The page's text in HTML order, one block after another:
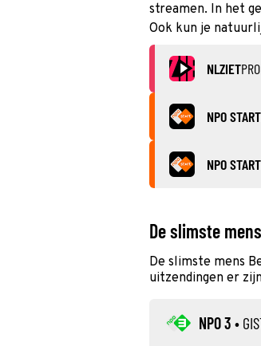
streamen. In het
Ook kun je
NLZIET
NPO START
NPO START
De slimste
De slimste mens
uitzendingen er
NPO 3 •